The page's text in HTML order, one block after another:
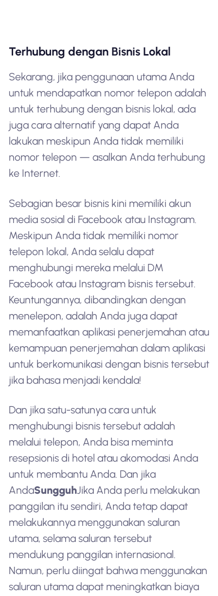
Terhubung dengan Bisnis Lokal
Sekarang, jika penggunaan utama Anda
untuk mendapatkan nomor telepon adalah
untuk terhubung dengan bisnis lokal, ada
juga cara alternatif yang dapat Anda
lakukan meskipun Anda tidak memiliki
nomor telepon — asalkan Anda terhubung
ke Internet.
Sebagian besar bisnis kini memiliki akun
media sosial di Facebook atau Instagram.
Meskipun Anda tidak memiliki nomor
telepon lokal, Anda selalu dapat
menghubungi mereka melalui DM
Facebook atau Instagram bisnis tersebut.
Keuntungannya, dibandingkan dengan
menelepon, adalah Anda juga dapat
memanfaatkan aplikasi penerjemahan atau
kemampuan penerjemahan dalam aplikasi
untuk berkomunikasi dengan bisnis tersebut
jika bahasa menjadi kendala!
Dan jika satu-satunya cara untuk
menghubungi bisnis tersebut adalah
melalui telepon, Anda bisa meminta
resepsionis di hotel atau akomodasi Anda
untuk membantu Anda. Dan jika
AndaSungguhJika Anda perlu melakukan
panggilan itu sendiri, Anda tetap dapat
melakukannya menggunakan saluran
utama, selama saluran tersebut
mendukung panggilan internasional.
Namun, perlu diingat bahwa menggunakan
saluran utama dapat meningkatkan biaya